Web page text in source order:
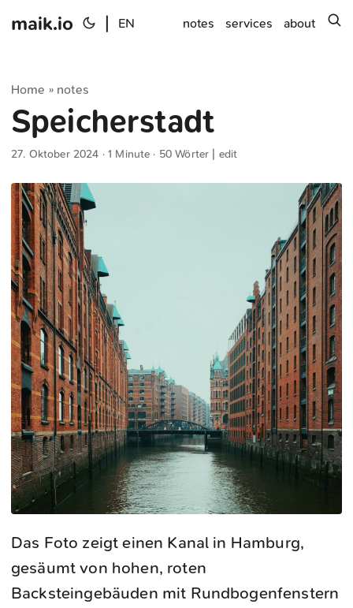
maik.io EN notes services about
Home » notes
Speicherstadt
27. Oktober 2024 · 1 Minute · 50 Wörter | edit
Das Foto zeigt einen Kanal in Hamburg,
gesäumt von hohen, roten
Backsteingebäuden mit Rundbogenfenstern